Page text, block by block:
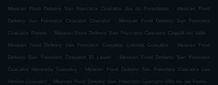
Mexican Food Delivery San Francisco Coacalco 3ra de Periodistas . Mexican Food
Delivery San Francisco Coacalco Coacalco . Mexican Food Delivery San Francisco
Coacalco Pueblo . Mexican Food Delivery San Francisco Coacalco Calpulli del Valle .
Mexican Food Delivery San Francisco Coacalco Colonial Coacalco . Mexican Food
Delivery San Francisco Coacalco El Laurel . Mexican Food Delivery San Francisco
Coacalco Hacienda Coacalco . Mexican Food Delivery San Francisco Coacalco Los
Heroes Coacalco . Mexican Food Delivery San Francisco Coacalco Villa de las Flores .